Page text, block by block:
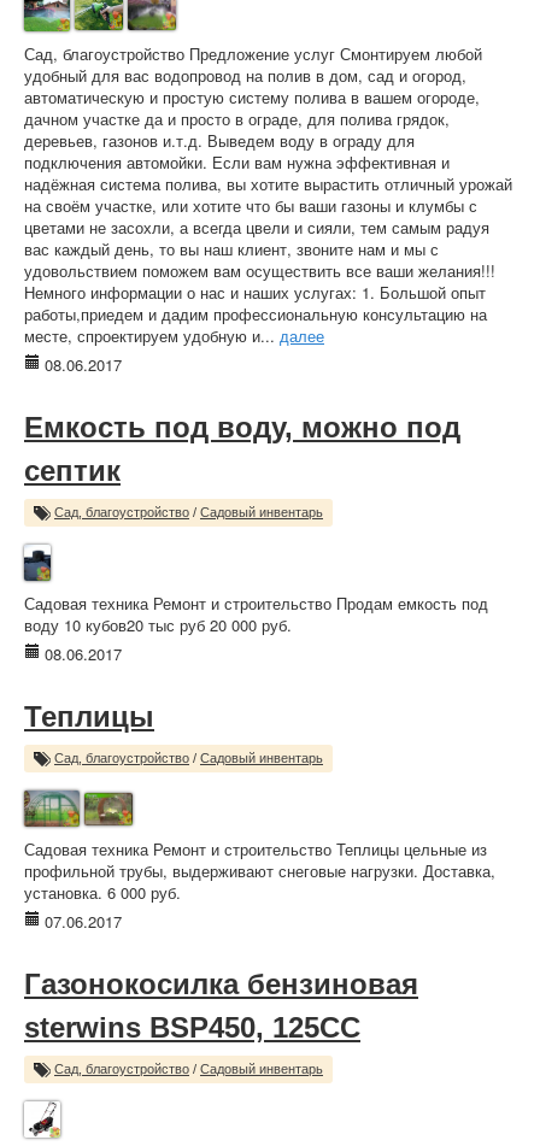
Сад, благоустройство Предложение услуг Смонтируем любой
удобный для вас водопровод на полив в дом, сад и огород,
автоматическую и простую систему полива в вашем огороде,
дачном участке да и просто в ограде, для полива грядок,
деревьев, газонов и.т.д. Выведем воду в ограду для
подключения автомойки. Если вам нужна эффективная и
надёжная система полива, вы хотите вырастить отличный урожай
на своём участке, или хотите что бы ваши газоны и клумбы с
цветами не засохли, а всегда цвели и сияли, тем самым радуя
вас каждый день, то вы наш клиент, звоните нам и мы с
удовольствием поможем вам осуществить все ваши желания!!!
Немного информации о нас и наших услугах: 1. Большой опыт
работы,приедем и дадим профессиональную консультацию на
месте, спроектируем удобную и... далее
08.06.2017
Емкость под воду, можно под
септик
Сад, благоустройство / Садовый инвентарь
Садовая техника Ремонт и строительство Продам емкость под
воду 10 кубов20 тыс руб 20 000 руб.
08.06.2017
Теплицы
Сад, благоустройство / Садовый инвентарь
Садовая техника Ремонт и строительство Теплицы цельные из
профильной трубы, выдерживают снеговые нагрузки. Доставка,
установка. 6 000 руб.
07.06.2017
Газонокосилка бензиновая
sterwins BSP450, 125CC
Сад, благоустройство / Садовый инвентарь